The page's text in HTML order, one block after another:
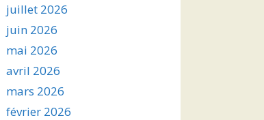
juillet 2026
juin 2026
mai 2026
avril 2026
mars 2026
février 2026